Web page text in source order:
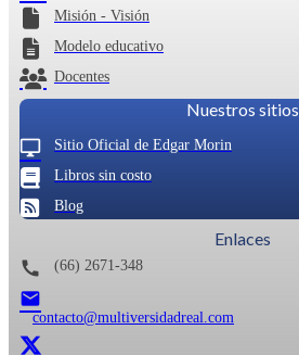
Misión - Visión
Modelo educativo
Docentes
Nuestros sitios
desktop_windows
Sitio Oficial de Edgar Morin
Libros sin costo
Blog
Enlaces
call (66) 2671-348
email
contacto@multiversidadreal.com